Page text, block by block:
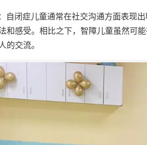
自闭症儿童通常在社交沟通方面表现
和感受。相比之下，智障儿童虽然可
的交流。